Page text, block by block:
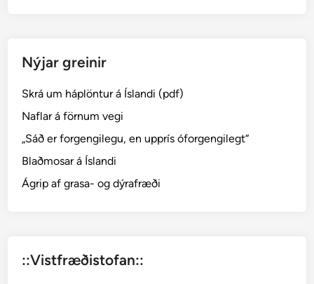
Nýjar greinir
Skrá um háplöntur á Íslandi (pdf)
Naflar á förnum vegi
„Sáð er forgengilegu, en upprís óforgengilegt“
Blaðmosar á Íslandi
Ágrip af grasa- og dýrafræði
::Vistfræðistofan::